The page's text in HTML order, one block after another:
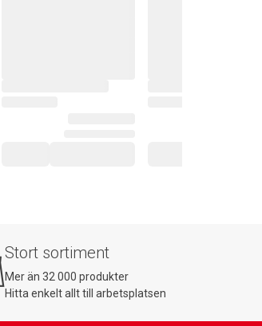
Stort sortiment
Mer än 32 000 produkter
Hitta enkelt allt till arbetsplatsen